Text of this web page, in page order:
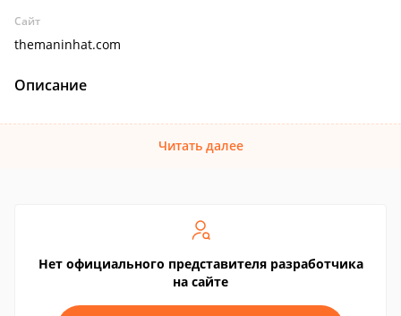
Сайт
themaninhat.com
Описание
Читать далее
Нет официального представителя разработчика
на сайте